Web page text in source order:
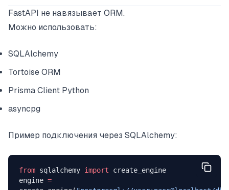
FastAPI не навязывает ORM.
Можно использовать:
SQLAlchemy
Tortoise ORM
Prisma Client Python
asyncpg
Пример подключения через SQLAlchemy:
from sqlalchemy import create_engine
engine =